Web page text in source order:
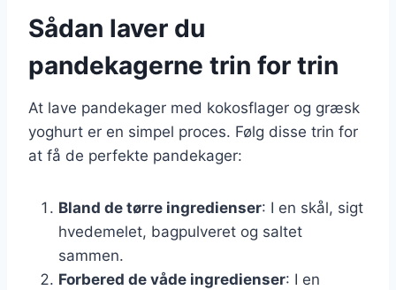
Sådan laver du
pandekagerne trin for trin
At lave pandekager med kokosflager og græsk
yoghurt er en simpel proces. Følg disse trin for
at få de perfekte pandekager:
Bland de tørre ingredienser: I en skål, sigt
hvedemelet, bagpulveret og saltet
sammen.
Forbered de våde ingredienser: I en